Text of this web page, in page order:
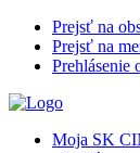
Prejsť na
Prejsť na
Prehlásenie
Moja SK